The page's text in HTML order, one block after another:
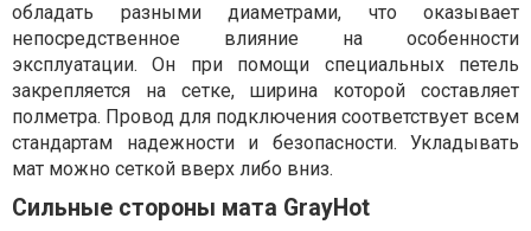
обладать разными диаметрами, что оказывает
непосредственное влияние на особенности
эксплуатации. Он при помощи специальных петель
закрепляется на сетке, ширина которой составляет
полметра. Провод для подключения соответствует всем
стандартам надежности и безопасности. Укладывать
мат можно сеткой вверх либо вниз.
Сильные стороны мата GrayHot